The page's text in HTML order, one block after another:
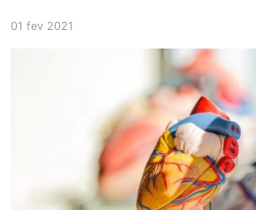
01 fev 2021